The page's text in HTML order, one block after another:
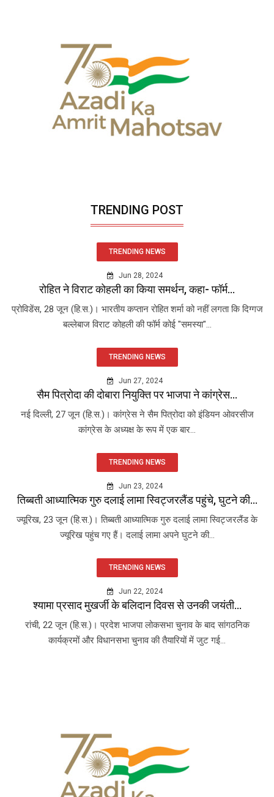
TRENDING POST
TRENDING NEWS
Jun 28, 2024
रोहित ने विराट कोहली का किया समर्थन, कहा- फॉर्म...
प्रोविडेंस, 28 जून (हि.स.)। भारतीय कप्तान रोहित शर्मा को नहीं लगता कि दिग्गज
बल्लेबाज विराट कोहली की फॉर्म कोई "समस्या"...
TRENDING NEWS
Jun 27, 2024
सैम पित्रोदा की दोबारा नियुक्ति पर भाजपा ने कांग्रेस...
नई दिल्ली, 27 जून (हि.स.)। कांग्रेस ने सैम पित्रोदा को इंडियन ओवरसीज
कांग्रेस के अध्यक्ष के रूप में एक बार...
TRENDING NEWS
Jun 23, 2024
तिब्बती आध्यात्मिक गुरु दलाई लामा स्विट्जरलैंड पहुंचे, घुटने की...
ज्यूरिख, 23 जून (हि.स.)। तिब्बती आध्यात्मिक गुरु दलाई लामा स्विट्जरलैंड के
ज्यूरिख पहुंच गए हैं। दलाई लामा अपने घुटने की...
TRENDING NEWS
Jun 22, 2024
श्यामा प्रसाद मुखर्जी के बलिदान दिवस से उनकी जयंती...
रांची, 22 जून (हि.स.)। प्रदेश भाजपा लोकसभा चुनाव के बाद सांगठनिक
कार्यक्रमों और विधानसभा चुनाव की तैयारियों में जुट गई...